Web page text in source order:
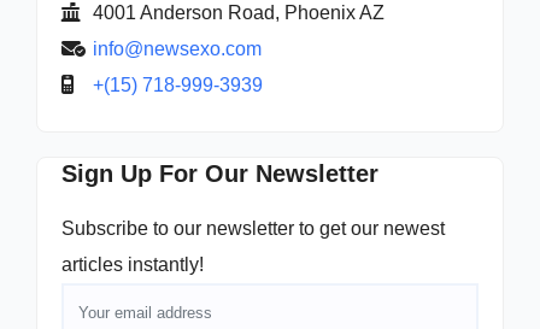
4001 Anderson Road, Phoenix AZ
info@newsexo.com
+(15) 718-999-3939
Sign Up For Our Newsletter
Subscribe to our newsletter to get our newest
articles instantly!